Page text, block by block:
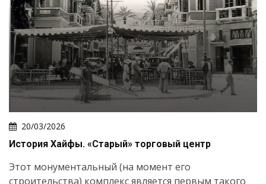
20/03/2026
История Хайфы. «Старый» торговый центр
Этот монументальный (на момент его
строительства) комплекс является первым такого